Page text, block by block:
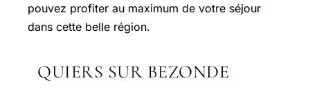
pouvez profiter au maximum de votre séjour
dans cette belle région.
QUIERS SUR BEZONDE